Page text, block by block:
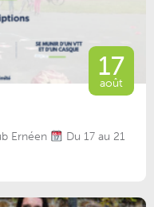
17
août
Ernéen
Du 17 au 21